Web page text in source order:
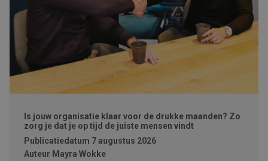
Is jouw organisatie klaar voor de drukke maanden? Zo
zorg je dat je op tijd de juiste mensen vindt
Publicatiedatum 7 augustus 2026
Auteur Mayra Wokke